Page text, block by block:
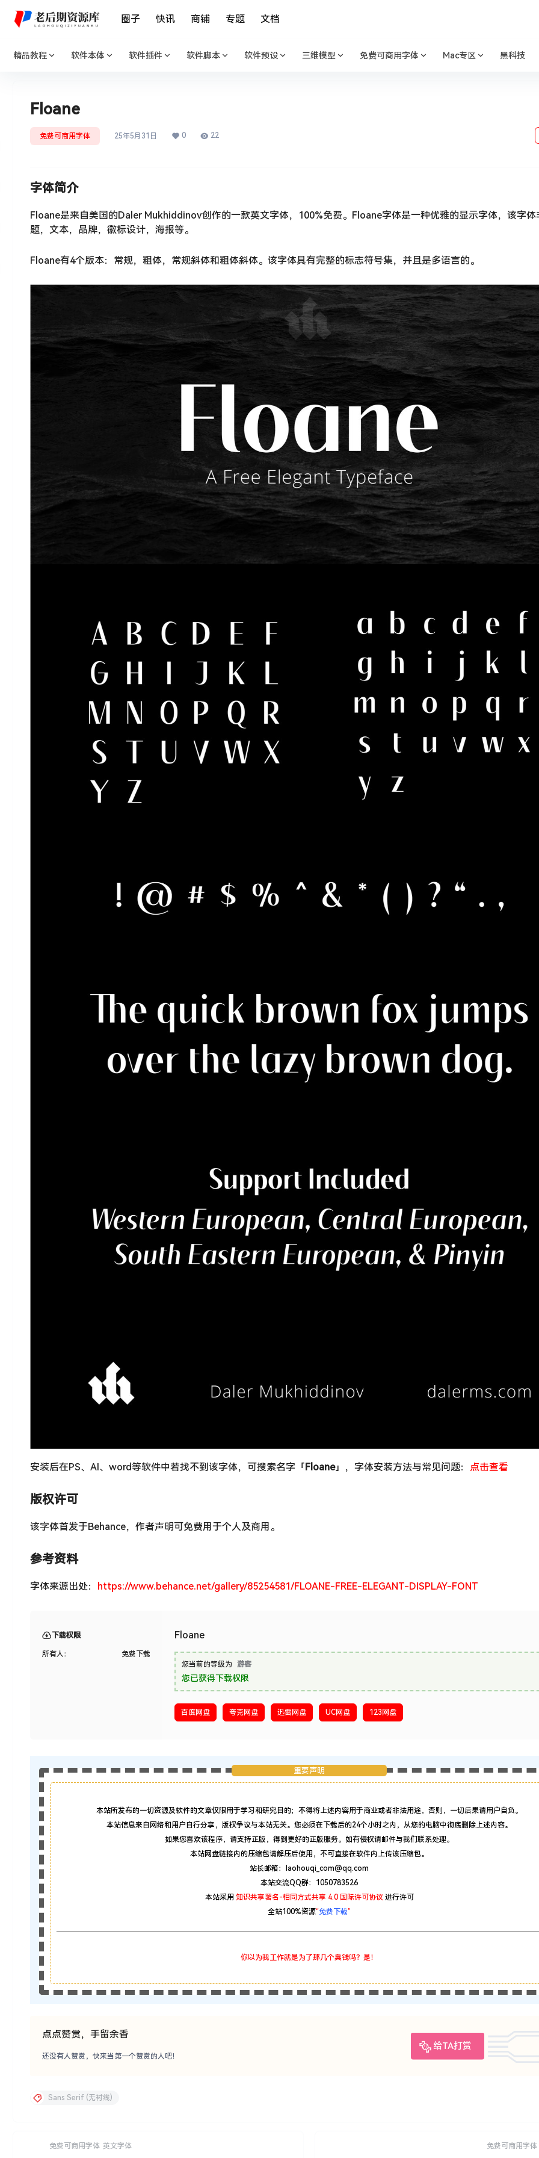
圈子 快讯 商铺 专题 文档
精品教程 软件本体 软件插件 软件脚本 软件预设 三维模型 免费可商用字体 Mac专区 黑科技
Floane
免费可商用字体 25年5月31日 0 22
字体简介
Floane是来自美国的Daler Mukhiddinov创作的一款英文字体，100%免费。Floane字体是一种优雅的显示字体，该字体
题，文本，品牌，徽标设计，海报等。
Floane有4个版本：常规，粗体，常规斜体和粗体斜体。该字体具有完整的标志符号集，并且是多语言的。
安装后在PS、AI、word等软件中若找不到该字体，可搜索名字「Floane」，字体安装方法与常见问题： 点击查看
版权许可
该字体首发于Behance，作者声明可免费用于个人及商用。
参考资料
字体来源出处： https://www.behance.net/gallery/85254581/FLOANE-FREE-ELEGANT-DISPLAY-FONT
下载权限
所有人： 免费下载
Floane
您当前的等级为 游客
您已获得下载权限
百度网盘 夸克网盘 迅雷网盘 UC网盘 123网盘
重要声明
本站所发布的一切资源及软件的文章仅限用于学习和研究目的；不得将上述内容用于商业或者非法用途，否则，一切后果请用户自负。
本站信息来自网络和用户自行分享，版权争议与本站无关。您必须在下载后的24个小时之内，从您的电脑中彻底删除上述内容。
如果您喜欢该程序，请支持正版，得到更好的正版服务。如有侵权请邮件与我们联系处理。
本站网盘链接内的压缩包请解压后使用，不可直接在软件内上传该压缩包。
站长邮箱：laohouqi_com@qq.com
本站交流QQ群：1050783526
本站采用 知识共享署名-相同方式共享 4.0 国际许可协议 进行许可
全站100%资源“免费下载”
你以为我工作就是为了那几个臭钱吗？是！
点点赞赏，手留余香
给TA打赏
还没有人赞赏，快来当第一个赞赏的人吧！
Sans Serif (无衬线)
免费可商用字体 英文字体 免费可商用字体